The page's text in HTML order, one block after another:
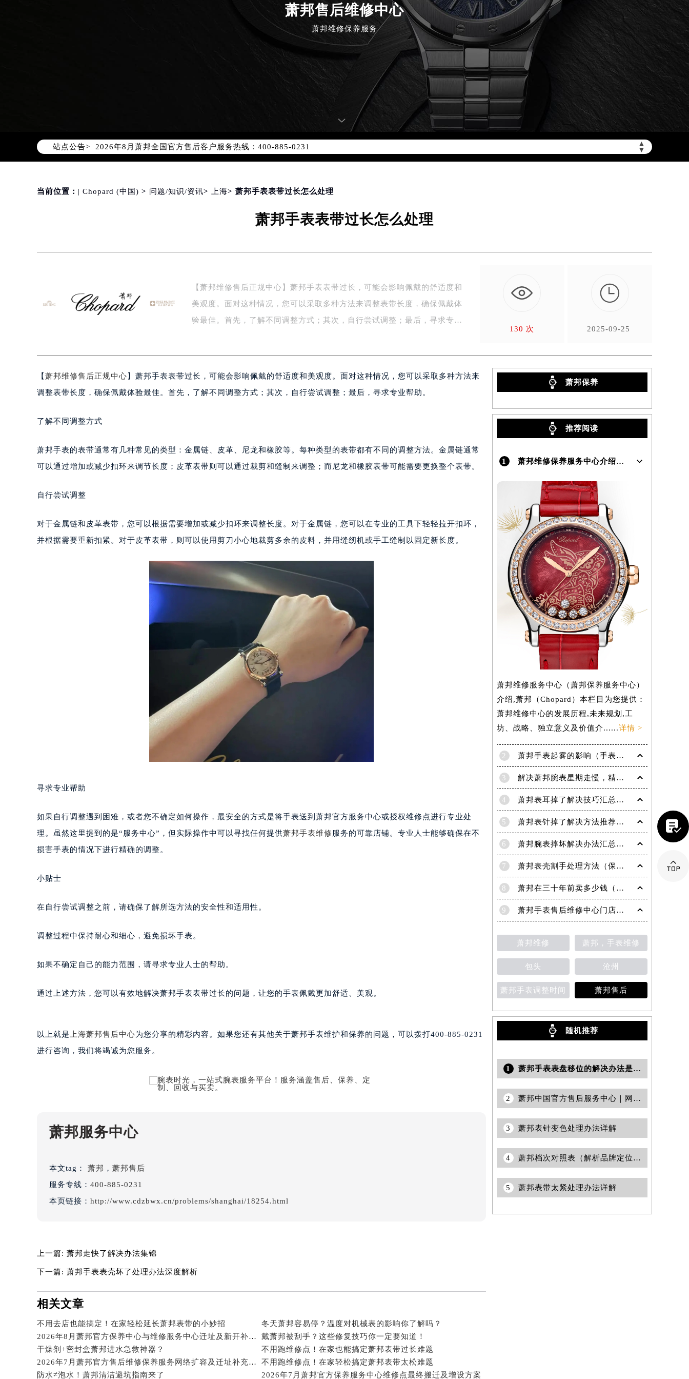
萧邦售后维修中心
萧邦维修保养服务
站点公告> ▲
▼
2026年8月萧邦全国官方售后客户服务热线：400-885-0231
萧邦官方全国统一服务热线400-885-0231，服务覆盖中国大陆、香港、澳门、台湾全部区域（非大陆需加拨“+86”）
2026年8月萧邦售后服务中心最新网点地址：
北京市东城区东长安街1号东方广场写字楼W3座6层602室（需提前预约）
上海市徐汇区虹桥路3号港汇中心写字楼2座37层3705室（需提前预约）
扬州市邗江区国展路29号星耀天地写字楼1号楼18层1803室（需提前预约）
盐城市盐都区世纪大道5号盐城金融城写字楼1号楼16层1604室（需提前预约）
泰州市海陵区永定东路399号置地商务中心东塔写字楼（华润万象城）17层1706室（需提前预约）
绍兴市越城区胜利东路379号世茂天际中心写字楼8层805室（需提前预约）
嘉兴市南湖区广益路705号嘉兴世界贸易中心写字楼A座13层1304室（需提前预约）
济南市历下区经十路11111号华润中心写字楼（万象城）15层1508室（需提前预约）
广州市越秀区环市东路371-375号世界贸易中心大厦南塔写字楼15层07室（需提前预约）
深圳市罗湖区深南东路5001号华润大厦写字楼17层1701室（需提前预约）
成都市锦江区人民东路6号SAC东原中心写字楼24层2406B室（需提前预约）
重庆市江北区观音桥步行街2号融恒时代广场写字楼9层902室（需提前预约）
郑州市二七区铭功路10号华润大厦写字楼29层2905室（需提前预约）
太原市迎泽区解放路15号亨得利名表服务中心（品牌授权店）3层整层（需提前预约）
沈阳市沈河区中街路137号亨得利名表服务中心（品牌授权店）1层整层（需提前预约）
沈阳市沈河区中街路83号亨得利名表服务中心（品牌授权店）1层整层（需提前预约）
乌鲁木齐市天山区红山路26号时代广场（CCMALL）C座17层17-B（需提前预约）
温州市鹿城区锦绣路1067号置信广场10层1015室（需提前预约）
哈尔滨市道里区友谊西路600号富力中心T2座写字楼29层03室（需提前预约）
大连市中山区人民路15号国际金融大厦7层G室（需提前预约）
佛山市禅城区季华五路57号万科金融中心C座12层1205室（需提前预约）
东莞市东城街道鸿福东路1号民盈国贸中心T1写字楼9层907室（需提前预约）
无锡市梁溪区人民中路139号恒隆广场写字楼1座11层1104室（需提前预约）
南通市崇川区工农路57号圆融广场写字楼16层1603室（需提前预约）
苏州市苏州工业园区星港街199号苏州中心办公楼C座22层08室（需提前预约）
武汉市江汉区解放大道686号世界贸易大厦38层09室（需提前预约）
南宁市青秀区金湖路59号地王大厦12楼1224室（需提前预约）
烟台市芝罘区胜利路139号万达金融中心A座907室（需提前预约）
长春市朝阳区西安大路727号中银大厦A座(旺进大厦)18层09室（需提前预约）
贵阳市南明区都司高架桥路33号亨特国际金融中心14楼14D（需提前预约）
海口市龙华区金贸东路5号海口华润大厦B座17层1707室（需提前预约）
台州市椒江区东海大道1800号腾达中心东1幢20楼2002室（需提前预约）
甘肃省兰州市七里河区西津西路16号兰州中心写字楼21层2102室（需提前预约）
黑龙江省大庆市萨尔图区会战大街萧邦售后服务中心（需提前预约）
黑龙江省鸡西市鸡冠区红军路萧邦售后服务中心（需提前预约）
黑龙江省佳木斯市向阳区长安路萧邦售后服务中心（需提前预约）
黑龙江省七台河市桃山区大同街萧邦售后服务中心（需提前预约）
黑龙江省绥化市北林区新华街与康庄路交叉口萧邦售后服务中心（需提前预约）
黑龙江省伊春市伊美区通河路萧邦售后服务中心（需提前预约）
吉林省白山市浑江区浑江大街萧邦售后服务中心（需提前预约）
吉林省吉林市船营区河南街萧邦售后服务中心（需提前预约）
吉林省通化市东昌区环通乡江南大街萧邦售后服务中心（需提前预约）
吉林省延边市延吉市解放路萧邦售后服务中心（需提前预约）
辽宁省丹东市振兴区七经街萧邦售后服务中心（需提前预约）
辽宁省抚顺市新抚区东一路萧邦售后服务中心（需提前预约）
辽宁省阜新市海州区解放大街萧邦售后服务中心（需提前预约）
辽宁省葫芦岛市连山区中央路萧邦售后服务中心（需提前预约）
当前位置： | Chopard (中国) > 问题/知识/资讯> 上海> 萧邦手表表带过长怎么处理
萧邦手表表带过长怎么处理
【萧邦维修售后正规中心】萧邦手表表带过长，可能会影响佩戴的舒适度和
美观度。面对这种情况，您可以采取多种方法来调整表带长度，确保佩戴体
验最佳。首先，了解不同调整方式；其次，自行尝试调整；最后，寻求专
130 次

2025-09-25
【萧邦维修售后正规中心】萧邦手表表带过长，可能会影响佩戴的舒适度和美观度。面对这种情况，您可以采取多种方法来
调整表带长度，确保佩戴体验最佳。首先，了解不同调整方式；其次，自行尝试调整；最后，寻求专业帮助。
了解不同调整方式
萧邦手表的表带通常有几种常见的类型：金属链、皮革、尼龙和橡胶等。每种类型的表带都有不同的调整方法。金属链通常
可以通过增加或减少扣环来调节长度；皮革表带则可以通过裁剪和缝制来调整；而尼龙和橡胶表带可能需要更换整个表带。
自行尝试调整
对于金属链和皮革表带，您可以根据需要增加或减少扣环来调整长度。对于金属链，您可以在专业的工具下轻轻拉开扣环，
并根据需要重新扣紧。对于皮革表带，则可以使用剪刀小心地裁剪多余的皮料，并用缝纫机或手工缝制以固定新长度。
寻求专业帮助
如果自行调整遇到困难，或者您不确定如何操作，最安全的方式是将手表送到萧邦官方服务中心或授权维修点进行专业处
理。虽然这里提到的是“服务中心”，但实际操作中可以寻找任何提供萧邦手表维修 服务的可靠店铺。专业人士能够确保在不
损害手表的情况下进行精确的调整。
小贴士
在自行尝试调整之前，请确保了解所选方法的安全性和适用性。
调整过程中保持耐心和细心，避免损坏手表。
如果不确定自己的能力范围，请寻求专业人士的帮助。
通过上述方法，您可以有效地解决萧邦手表表带过长的问题，让您的手表佩戴更加舒适、美观。
以上就是 上海萧邦售后中心为您分享的精彩内容。如果您还有其他关于萧邦手表维护和保养的问题，可以拨打400-885-0231
进行咨询，我们将竭诚为您服务。
萧邦服务中心
本文tag： 萧邦 ， 萧邦售后
服务专线： 400-885-0231
本页链接： http://www.cdzbwx.cn/problems/shanghai/18254.html
上一篇: 萧邦走快了解决办法集锦
下一篇: 萧邦手表表壳坏了处理办法深度解析
相关文章
不用去店也能搞定！在家轻松延长萧邦表带的小妙招
冬天萧邦容易停？温度对机械表的影响你了解吗？
2026年8月萧邦官方保养中心与维修服务中心迁址及新开补充指南文件
戴萧邦被刮手？这些修复技巧你一定要知道！
干燥剂+密封盒萧邦进水急救神器？
不用跑维修点！在家也能搞定萧邦表带过长难题
2026年7月萧邦官方售后维修保养服务网络扩容及迁址补充公告原文内容发布
不用跑维修点！在家轻松搞定萧邦表带太松难题
防水≠泡水！萧邦清洁避坑指南来了
2026年7月萧邦官方保养服务中心维修点最终搬迁及增设方案
萧邦保养
推荐阅读
1 萧邦维修保养服务中心介绍 | Chopard
萧邦维修服务中心（萧邦保养服务中心）
介绍,萧邦（Chopard）本栏目为您提供：
萧邦维修中心的发展历程,未来规划,工
坊、战略、独立意义及价值介......详情 >
2 萧邦手表起雾的影响（手表起雾维护建议）
3 解决萧邦腕表星期走慢，精准调校秘籍在这里
4 萧邦表耳掉了解决技巧汇总（轻松修复爱表的小妙招）
5 萧邦表针掉了解决方法推荐（轻松修复你的爱表）
6 萧邦腕表摔坏解决办法汇总（专业修复与日常保养技巧）
7 萧邦表壳割手处理方法（保养与修复技巧指南）
8 萧邦在三十年前卖多少钱（名表价格变迁的历史洞察）
9 萧邦手表售后维修中心门店地址
萧邦维修 萧邦，手表维修
包头 沧州
萧邦手表调整时间 萧邦售后
随机推荐
1 萧邦手表表盘移位的解决办法是什么？
2 萧邦中国官方售后服务中心｜网点地址及官方热线权威信息公告（2026年8月最新）
3 萧邦表针变色处理办法详解
4 萧邦档次对照表（解析品牌定位与价值选择）
5 萧邦表带太紧处理办法详解

